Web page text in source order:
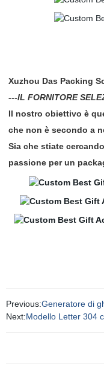
Xuzhou Das Packing
---IL FORNITORE
Il nostro obiettivo è
che non è secondo a
Sia che stiate
passione per un
Previous:Generatore di
Next:Modello Letter 304